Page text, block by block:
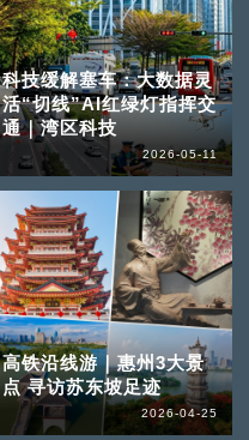
科技缓解塞车：大数据灵
活“切线”AI红绿灯指挥交
通｜湾区科技
2026-05-11
高铁沿线游｜惠州3大景
点 寻访苏东坡足迹
2026-04-25